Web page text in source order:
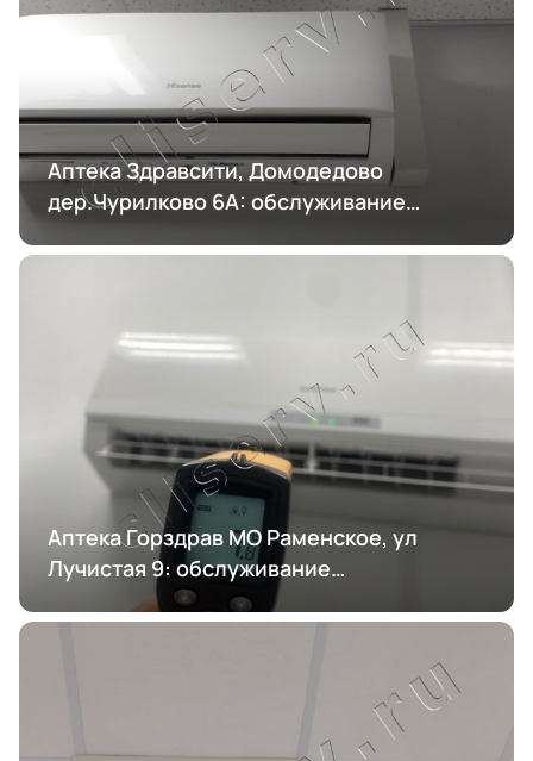
Аптека Здравсити, Домодедово
дер.Чурилково 6А: обслуживание
Аптека Горздрав МО Раменское, ул
Лучистая 9: обслуживание
кондиционирования